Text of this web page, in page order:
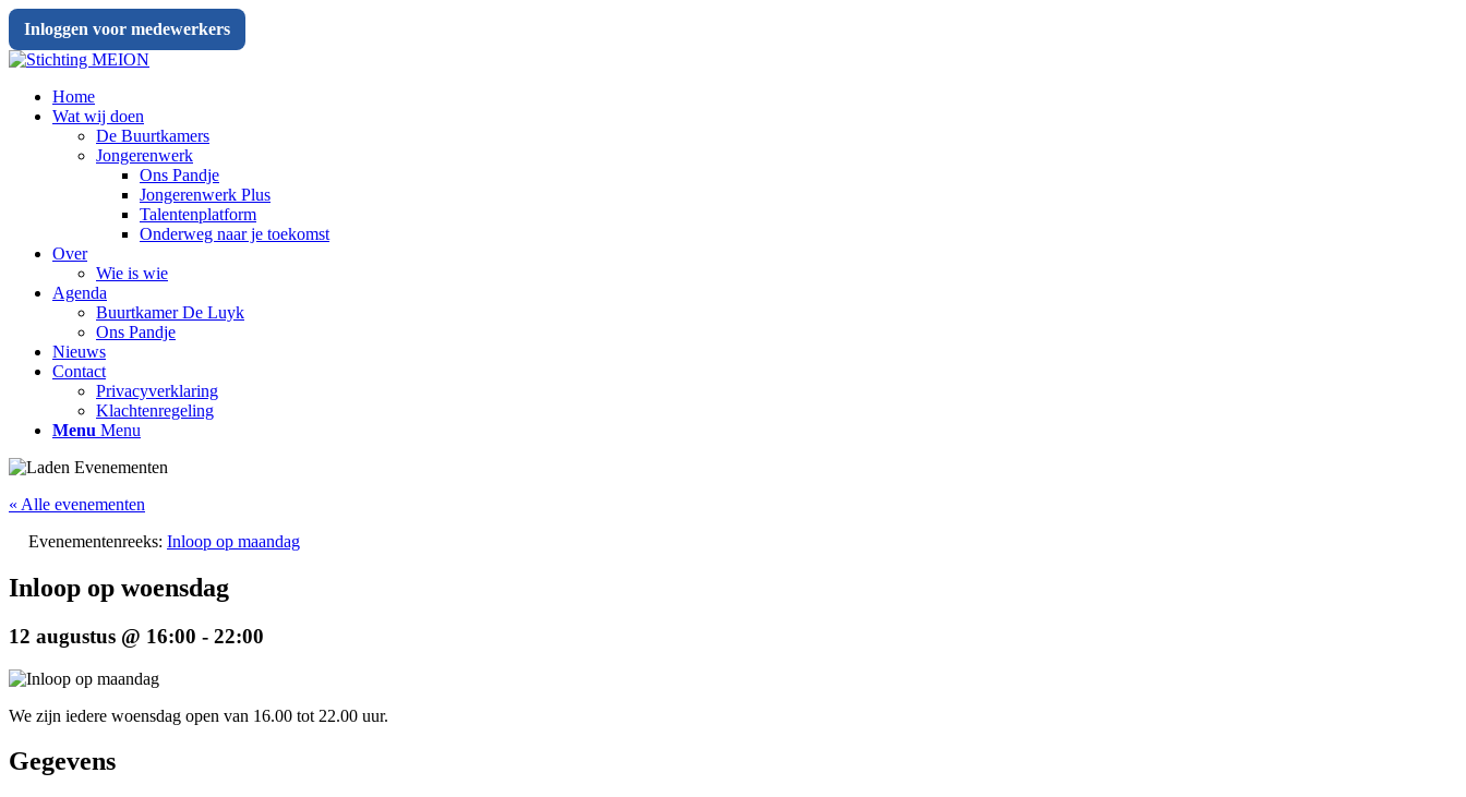
Inloggen voor medewerkers
Home
Wat wij doen
De Buurtkamers
Jongerenwerk
Ons Pandje
Jongerenwerk Plus
Talentenplatform
Onderweg naar je toekomst
Over
Wie is wie
Agenda
Buurtkamer De Luyk
Ons Pandje
Nieuws
Contact
Privacyverklaring
Klachtenregeling
Menu Menu
« Alle evenementen
Evenementenreeks: Inloop op maandag
Inloop op woensdag
12 augustus @ 16:00 - 22:00
We zijn iedere woensdag open van 16.00 tot 22.00 uur.
Gegevens